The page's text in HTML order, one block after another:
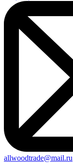
allwoodtrade@mail.ru